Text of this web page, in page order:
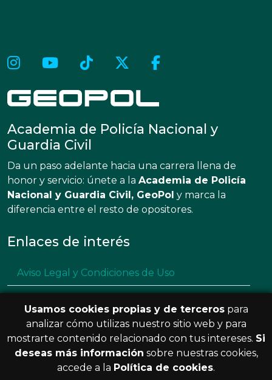
Academia de Policía Nacional y
Guardia Civil
Da un paso adelante hacia una carrera llena de
honor y servicio: únete a la Academia de Policía
Nacional y Guardia Civil, GeoPol y marca la
diferencia entre el resto de opositores.
Enlaces de interés
Aviso Legal y Condiciones de Uso
Política de cookies
Resolución de litigios en línea
Usamos cookies propias y de tercerospara
analizar cómo utilizas nuestro sitio web y para
mostrarte contenido relacionado con tus intereses. Si
deseas más información sobre nuestras cookies,
accede a la Política de cookies.